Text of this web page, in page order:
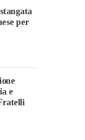
per
e